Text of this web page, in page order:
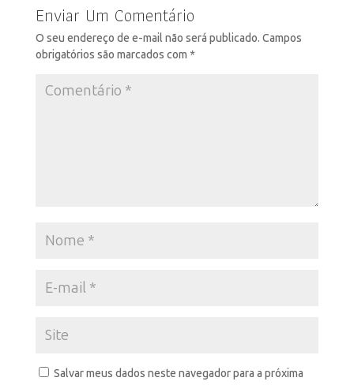
Enviar Um Comentário
O seu endereço de e-mail não será publicado. Campos
obrigatórios são marcados com *
Salvar meus dados neste navegador para a próxima